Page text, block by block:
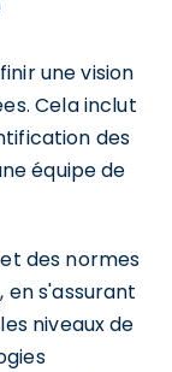
une vision
Cela inclut
des
équipe de
des normes
s'assurant
niveaux de